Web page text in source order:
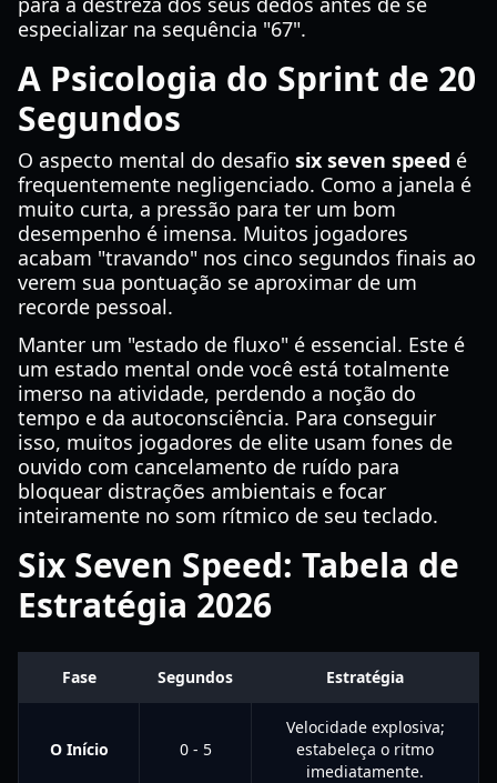
especializar na sequência "67".
A Psicologia do Sprint de 20
Segundos
O aspecto mental do desafio six seven speed é
frequentemente negligenciado. Como a janela é
muito curta, a pressão para ter um bom
desempenho é imensa. Muitos jogadores
acabam "travando" nos cinco segundos finais ao
verem sua pontuação se aproximar de um
recorde pessoal.
Manter um "estado de fluxo" é essencial. Este é
um estado mental onde você está totalmente
imerso na atividade, perdendo a noção do
tempo e da autoconsciência. Para conseguir
isso, muitos jogadores de elite usam fones de
ouvido com cancelamento de ruído para
bloquear distrações ambientais e focar
inteiramente no som rítmico de seu teclado.
Six Seven Speed: Tabela de
Estratégia 2026
Fase Segundos Estratégia
O Início 0 - 5
Velocidade explosiva;
estabeleça o ritmo
imediatamente.